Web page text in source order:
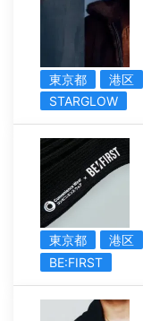
東京都 港区
STARGLOW
東京都
港区
BE:FIRST